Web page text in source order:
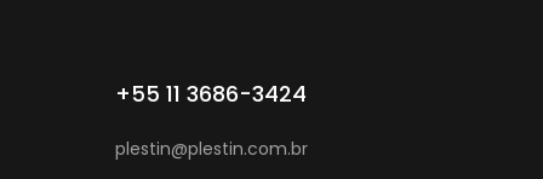
+55 11 3686-3424
plestin@plestin.com.br